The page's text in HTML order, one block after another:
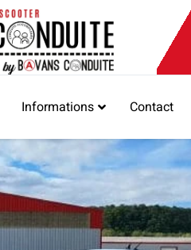
Informations Contact